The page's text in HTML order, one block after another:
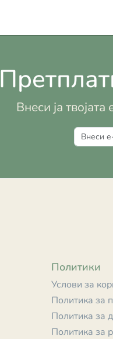
Внеси ја
Политики
Услови за
Политика за
Политика за
Политика за